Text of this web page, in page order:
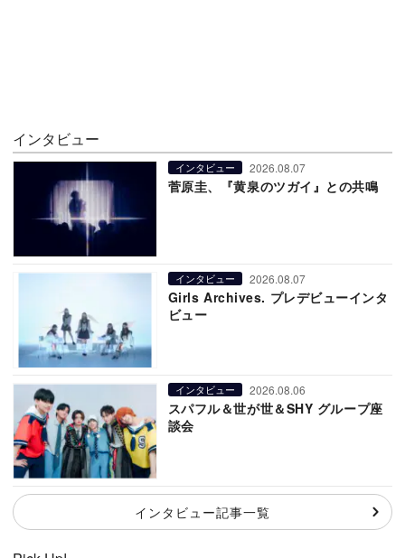
インタビュー
インタビュー 2026.08.07
菅原圭、『黄泉のツガイ』との共鳴
インタビュー 2026.08.07
Girls Archives. プレデビューインタ
ビュー
インタビュー 2026.08.06
スパフル＆世が世＆SHY グループ座
談会
インタビュー記事一覧